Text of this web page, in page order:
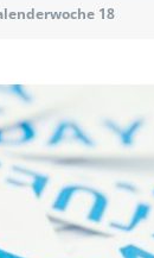
18